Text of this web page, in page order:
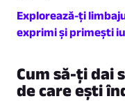
Explorează-ți
exprimi și primești
Cum să-ți dai
de care ești